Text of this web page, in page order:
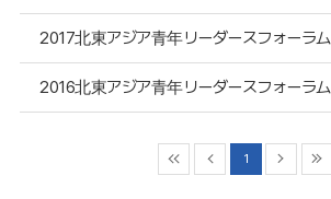
2017北東アジア青年リーダースフォーラム
2016北東アジア青年リーダースフォーラム
1